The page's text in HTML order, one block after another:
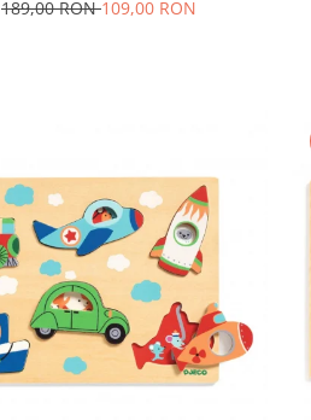
189,00 RON109,00 RON